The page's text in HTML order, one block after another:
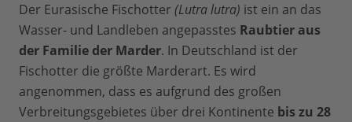
Der Eurasische Fischotter (Lutra lutra) ist ein an das
Wasser- und Landleben angepasstes Raubtier aus
der Familie der Marder. In Deutschland ist der
Fischotter die größte Marderart. Es wird
angenommen, dass es aufgrund des großen
Verbreitungsgebietes über drei Kontinente bis zu 28